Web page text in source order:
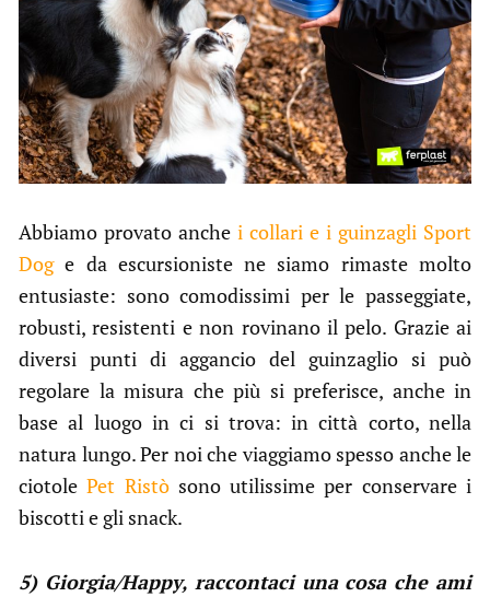
Abbiamo provato anche i collari e i guinzagli Sport
Doge da escursioniste ne siamo rimaste molto
entusiaste: sono comodissimi per le passeggiate,
robusti, resistenti e non rovinano il pelo. Grazie ai
diversi punti di aggancio del guinzaglio si può
regolare la misura che più si preferisce, anche in
base al luogo in ci si trova: in città corto, nella
natura lungo. Per noi che viaggiamo spesso anche le
ciotolePet Ristòsono utilissime per conservare i
biscotti e gli snack.
5) Giorgia/Happy, raccontaci una cosa che ami